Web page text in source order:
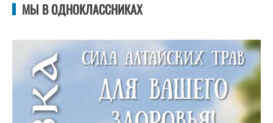
МЫ В ОДНОКЛАССНИКАХ